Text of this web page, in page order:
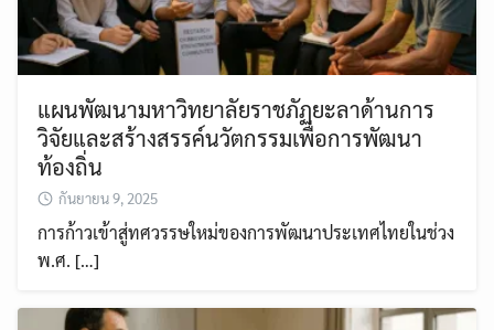
แผนพัฒนามหาวิทยาลัยราชภัฏยะลาด้านการ
วิจัยและสร้างสรรค์นวัตกรรมเพื่อการพัฒนา
ท้องถิ่น
กันยายน 9, 2025
การก้าวเข้าสู่ทศวรรษใหม่ของการพัฒนาประเทศไทยในช่วง
พ.ศ. […]